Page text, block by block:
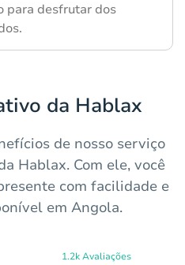
para desfrutar dos
da Hablax
de nosso serviço
Hablax. Com ele, você
com facilidade e
em Angola.
1.2k Avaliações